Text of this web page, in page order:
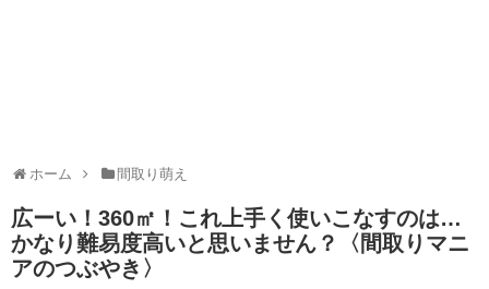
ホーム 間取り萌え
広ーい！360㎡！これ上手く使いこなすのは…
かなり難易度高いと思いません？〈間取りマニ
アのつぶやき〉